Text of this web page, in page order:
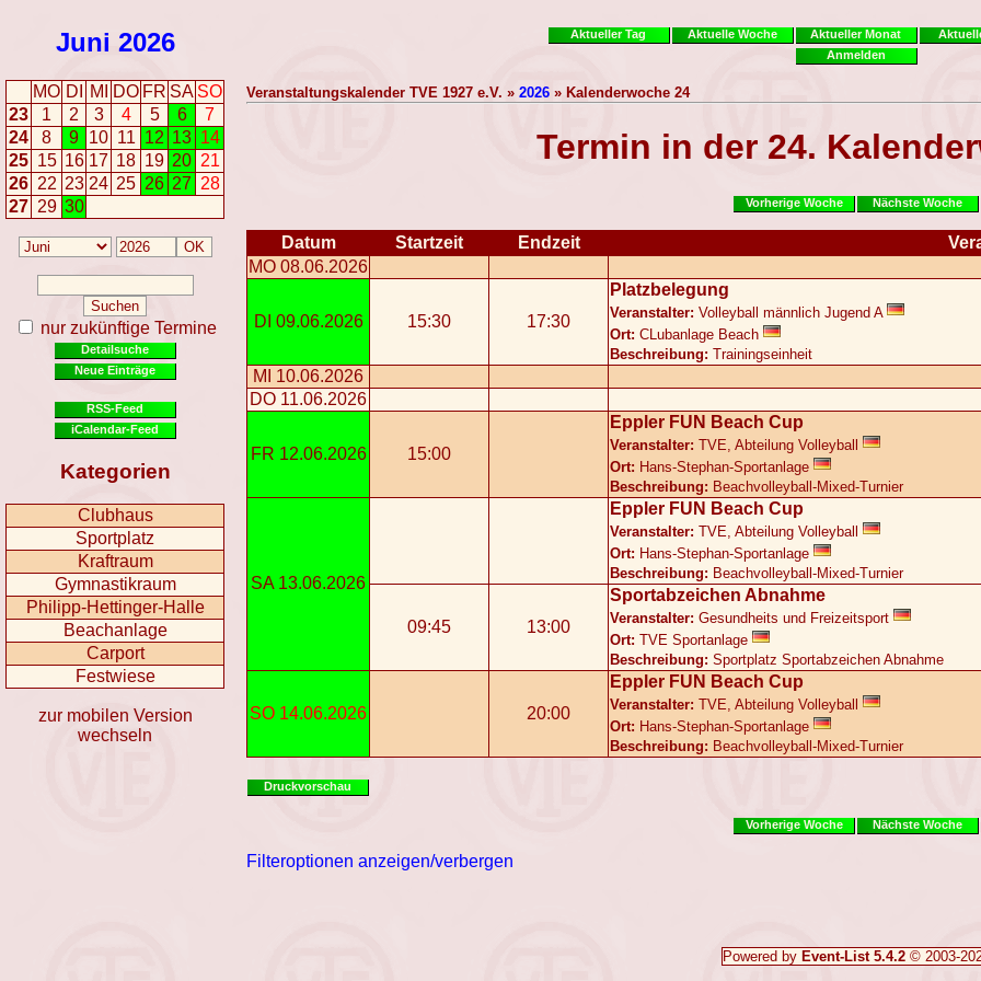
Juni 2026
MO DI MI DO FR SA SO
23
1 2 3 4 5 6
7
24
8 9 10 11 12 13 14
25 15 16 17 18 19 20 21
26 22 23 24 25 26 27 28
27 29 30
nur zukünftige Termine
Detailsuche
Neue Einträge
RSS-Feed
iCalendar-Feed
Kategorien
Clubhaus
Sportplatz
Kraftraum
Gymnastikraum
Philipp-Hettinger-Halle
Beachanlage
Carport
Festwiese
zur mobilen Version
wechseln
Aktueller Tag Aktuelle Woche Aktueller Monat
Anmelden
Veranstaltungskalender TVE 1927 e.V. » 2026 » Kalenderwoche 24
Termin in der 24.
Vorherige Woche Nächste Woche
Datum Startzeit Endzeit
MO 08.06.2026
DI 09.06.2026 15:30 17:30
Platzbelegung
Veranstalter: Volleyball männlich Jugend A
Ort: CLubanlage Beach
Beschreibung: Trainingseinheit
MI 10.06.2026
DO 11.06.2026
FR 12.06.2026 15:00
Eppler FUN Beach Cup
Veranstalter: TVE, Abteilung Volleyball
Ort: Hans-Stephan-Sportanlage
Beschreibung: Beachvolleyball-Mixed-Turnier
SA 13.06.2026
Eppler FUN Beach Cup
Veranstalter: TVE, Abteilung Volleyball
Ort: Hans-Stephan-Sportanlage
Beschreibung: Beachvolleyball-Mixed-Turnier
09:45 13:00
Sportabzeichen Abnahme
Veranstalter: Gesundheits und Freizeitsport
Ort: TVE Sportanlage
Beschreibung: Sportplatz Sportabzeichen Abnahme
SO 14.06.2026 20:00
Eppler FUN Beach Cup
Veranstalter: TVE, Abteilung Volleyball
Ort: Hans-Stephan-Sportanlage
Beschreibung: Beachvolleyball-Mixed-Turnier
Druckvorschau
Vorherige Woche Nächste Woche
Filteroptionen anzeigen/verbergen
Powered by Event-List 5.4.2© 2003-